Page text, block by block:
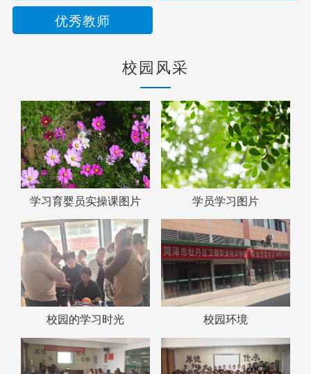
优秀教师
校园风采
学习育婴员实操课图片 学员学习图片
校园的学习时光 校园环境